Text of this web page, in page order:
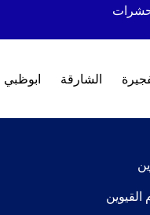
الشارقة ابوظبي